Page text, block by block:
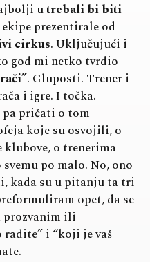
utrebali bi biti
prezentirale od
cirkus. Uključujući i
god mi netko tvrdio
. Gluposti. Trener i
i igre. I točka.
pa pričati o tom
koje su osvojili, o
o trenerima
po malo. No, ono
kada su u pitanju ta tri
opet, da se
prozvanim ili
i “koji je vaš